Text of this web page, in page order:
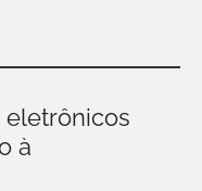
eletrônicos
à